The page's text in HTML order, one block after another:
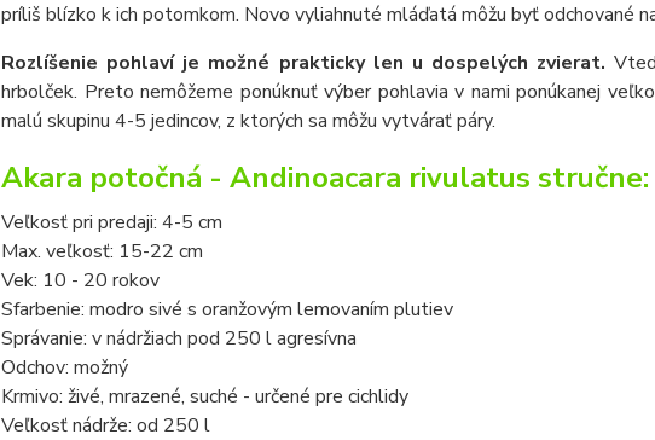
príliš blízko k ich potomkom. Novo vyliahnuté mláďatá môžu byť odchované
Rozlíšenie pohlaví je možné prakticky len u dospelých zvierat.
hrbolček. Preto nemôžeme ponúknuť výber pohlavia v nami ponúkanej
malú skupinu 4-5 jedincov, z ktorých sa môžu vytvárať páry.
Akara potočná - Andinoacara rivulatus stručne:
Veľkosť pri predaji: 4-5 cm
Max. veľkosť: 15-22 cm
Vek: 10 - 20 rokov
Sfarbenie: modro sivé s oranžovým lemovaním plutiev
Správanie: v nádržiach pod 250 l agresívna
Odchov: možný
Krmivo: živé, mrazené, suché - určené pre cichlidy
Veľkosť nádrže: od 250 l